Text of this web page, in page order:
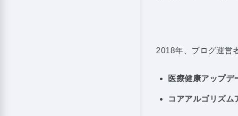
2018年、ブログ運営
医療健康アップデ
コアアルゴリズム